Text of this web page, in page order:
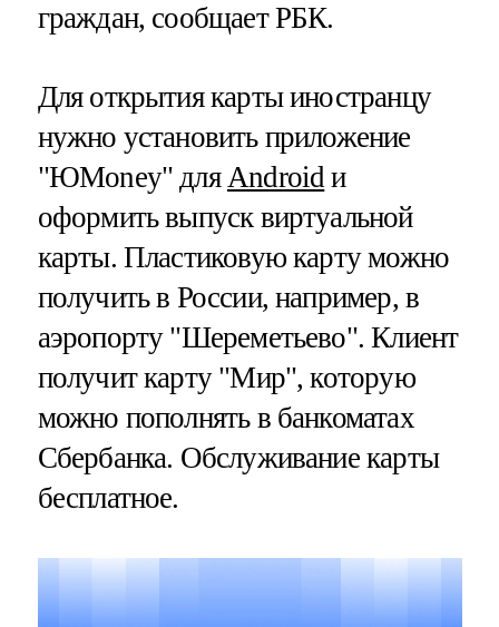
граждан, сообщает РБК.
Для открытия карты иностранцу
нужно установить приложение
"ЮMoney" дляAndroidи
оформить выпуск виртуальной
карты. Пластиковую карту можно
получить в России, например, в
аэропорту "Шереметьево". Клиент
получит карту "Мир", которую
можно пополнять в банкоматах
Сбербанка. Обслуживание карты
бесплатное.